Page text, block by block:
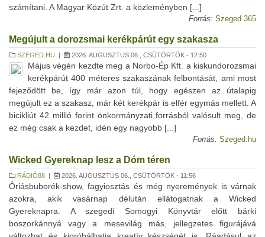
számítani. A Magyar Közút Zrt. a közleményben [...]
Forrás: Szeged 365
Megújult a dorozsmai kerékpárút egy szakasza
SZEGED.HU | 2026. AUGUSZTUS 06., CSÜTÖRTÖK - 12:50
Május végén kezdte meg a Norbo-Ép Kft. a kiskundorozsmai
kerékpárút 400 méteres szakaszának felbontását, ami most
fejeződött be, így már azon túl, hogy egészen az útalapig
megújult ez a szakasz, már két kerékpár is elfér egymás mellett. A
bicikliút 42 millió forint önkormányzati forrásból valósult meg, de
ez még csak a kezdet, idén egy nagyobb [...]
Forrás: Szeged.hu
Wicked Gyereknap lesz a Dóm téren
RÁDIÓ88 | 2026. AUGUSZTUS 06., CSÜTÖRTÖK - 11:56
Óriásbuborék-show, fagyiosztás és még nyeremények is várnak
azokra, akik vasárnap délután ellátogatnak a Wicked
Gyereknapra. A szegedi Somogyi Könyvtár előtt bárki
boszorkánnyá vagy a mesevilág más, jellegzetes figurájává